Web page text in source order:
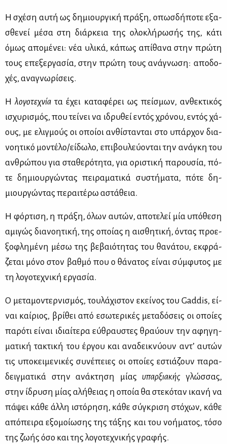
Η σχέ­ση αυ­τή ως δη­μιουρ­γι­κή πρά­ξη, οπωσ­δή­πο­τε εξα­
σθε­νεί μέ­σα στη διάρ­κεια της ολο­κλή­ρω­σής της, κά­τι
όμως απο­μέ­νει: νέα υλι­κά, κά­πως απί­θα­να στην πρώ­τη
τους επε­ξερ­γα­σία, στην πρώ­τη τους ανά­γνω­ση: απο­δο­
χές, ανα­γνω­ρί­σεις.
Ηλο­γο­τε­χνία τα έχει κα­τα­φέ­ρει ως πεί­σμων, αν­θε­κτι­κός
ισχυ­ρι­σμός, που τεί­νει να ιδρυ­θεί εντός χρό­νου, εντός χά­
ους, με ελιγ­μούς οι οποί­οι αν­θί­στα­νται στο υπάρ­χον δια­
νοη­τι­κό μο­ντέ­λο/εί­δω­λο, επι­βου­λεύ­ο­νται την ανά­γκη του
αν­θρώ­που για στα­θε­ρό­τη­τα, για ορι­στι­κή πα­ρου­σία, πό­
τε δη­μιουρ­γώ­ντας πει­ρα­μα­τι­κά συ­στή­μα­τα, πό­τε δη­
μιουρ­γώ­ντας πε­ραι­τέ­ρω αστά­θεια.
Η φόρ­τι­ση, η πρά­ξη, όλων αυ­τών, απο­τε­λεί μία υπό­θε­ση
αμι­γώς δια­νοη­τι­κή, της οποί­ας η αι­σθη­τι­κή, όντας προ­ε­
ξο­φλη­μέ­νη μέ­σω της βε­βαιό­τη­τας του θα­νά­του, εκ­φρά­
ζε­ται μό­νο στον βαθ­μό που ο θά­να­τος εί­ναι σύμ­φυ­τος με
τη λο­γο­τε­χνι­κή ερ­γα­σία.
Ο με­τα­μο­ντερ­νι­σμός, του­λά­χι­στον εκεί­νος του Gaddis, εί­
ναι καί­ριος, βρί­θει από εσω­τε­ρι­κές με­τα­δό­σεις οι οποί­ες
πα­ρό­τι εί­ναι ιδιαί­τε­ρα εύ­θραυ­στες θραύ­ουν την αφη­γη­
μα­τι­κή τα­κτι­κή του έρ­γου και ανα­δει­κνύ­ουν αντ’ αυ­τών
τις υπο­κει­με­νι­κές συ­νέ­πειες οι οποί­ες εστιά­ζουν πα­ρα­
δειγ­μα­τι­κά στην ανά­κτη­ση μί­ας υπαρ­ξια­κής γλώσ­σας,
στην ίδρυ­ση μί­ας αλή­θειας η οποία θα στε­κό­ταν ικα­νή να
πά­ψει κά­θε άλ­λη ιστό­ρη­ση, κά­θε σύ­γκρι­ση στό­χων, κά­θε
από­πει­ρα εξο­μοί­ω­σης της τά­ξης και του νο­ή­μα­τος, τό­σο
της ζω­ής όσο και της λο­γο­τε­χνι­κής γρα­φής.